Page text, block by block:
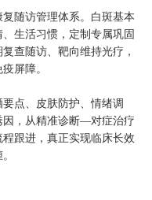
随访管理体系。白斑基本
生活习惯，定制专属巩固
查随访、靶向维持光疗，
屏障。
点、皮肤防护、情绪调
因，从精准诊断—对症治疗
跟进，真正实现临床长效